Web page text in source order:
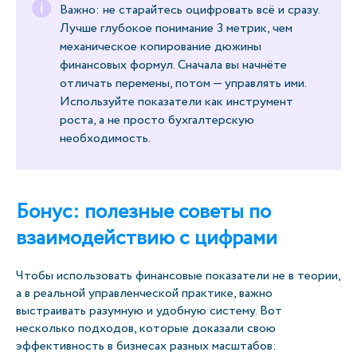
Важно: не старайтесь оцифровать всё и сразу.
Лучше глубокое понимание 3 метрик, чем
механическое копирование дюжины
финансовых формул. Сначала вы начнёте
отличать перемены, потом — управлять ими.
Используйте показатели как инструмент
роста, а не просто бухгалтерскую
необходимость.
Бонус: полезные советы по
взаимодействию с цифрами
Чтобы использовать финансовые показатели не в теории,
а в реальной управленческой практике, важно
выстраивать разумную и удобную систему. Вот
несколько подходов, которые доказали свою
эффективность в бизнесах разных масштабов: